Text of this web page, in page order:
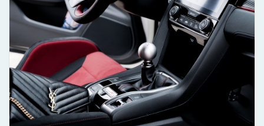
Manor
Fribourg